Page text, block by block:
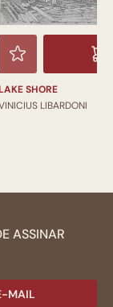
SHORE
LIBARDONI
ASSINAR
MAIL